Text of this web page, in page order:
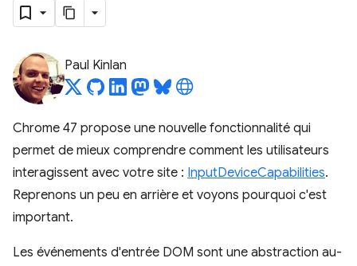
Paul Kinlan
Chrome 47 propose une nouvelle fonctionnalité qui
permet de mieux comprendre comment les utilisateurs
interagissent avec votre site : InputDeviceCapabilities.
Reprenons un peu en arrière et voyons pourquoi c'est
important.
Les événements d'entrée DOM sont une abstraction au-